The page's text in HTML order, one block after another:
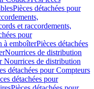
Pièces détachées pour
et raccordements,
pour
à emboîterPièces détachées
Nourrices de distribution
Nourrices de distribution
détachées pour Compteurs
détachées pour